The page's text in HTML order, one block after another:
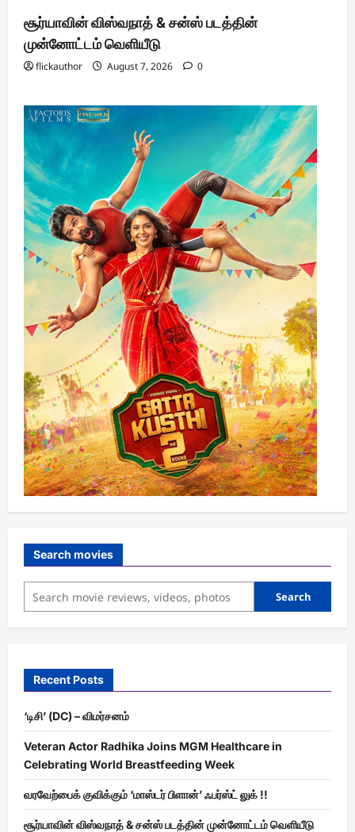
சூர்யாவின் விஸ்வநாத் & சன்ஸ் படத்தின்
முன்னோட்டம் வெளியீடு
flickauthor August 7, 2026 0
Search movies
Search
Recent Posts
‘டிசி’ (DC) – விமர்சனம்
Veteran Actor Radhika Joins MGM Healthcare in
Celebrating World Breastfeeding Week
வரவேற்பைக் குவிக்கும் ‘மாஸ்டர் பிளான்’ ஃபர்ஸ்ட் லுக் !!
சூர்யாவின் விஸ்வநாத் & சன்ஸ் படத்தின் முன்னோட்டம் வெளியீடு